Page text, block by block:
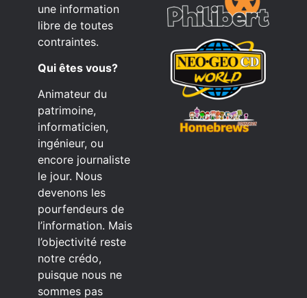
une information
libre de toutes
contraintes.
Qui êtes vous?
Animateur du
patrimoine,
informaticien,
ingénieur, ou
encore journaliste
le jour. Nous
devenons les
pourfendeurs de
l’information. Mais
l’objectivité reste
notre crédo,
puisque nous ne
sommes pas